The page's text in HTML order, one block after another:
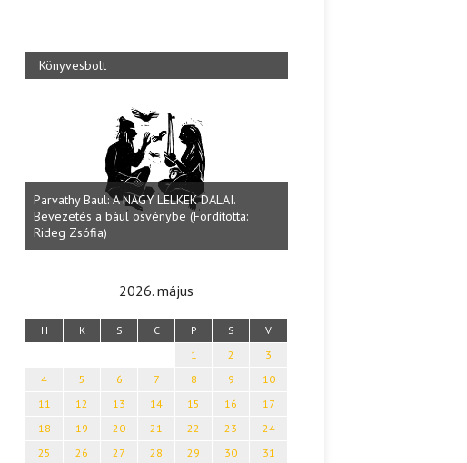
Könyvesbolt
Halmai Tamás: Megválaszolt érintés. Leveles
Ibolya költői világa
2026. május
H K S C P S V
1 2
3
4
5 6 7 8 9
10
11
12 13 14 15 16
17
18
19 20 21 22 23
24
25
26 27 28 29 30 31